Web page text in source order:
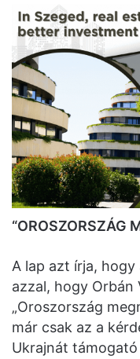
“OROSZORSZÁG
A lap azt írja,
azzal, hogy
„Oroszország
már csak az a
Ukrajnát